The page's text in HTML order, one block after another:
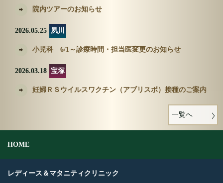
院内ツアーのお知らせ
2026.05.25 夙川
小児科 6/1～診療時間・担当医変更のお知らせ
2026.03.18 宝塚
妊婦ＲＳウイルスワクチン（アブリスボ）接種のご案内
一覧へ
HOME
レディース＆マタニティクリニック